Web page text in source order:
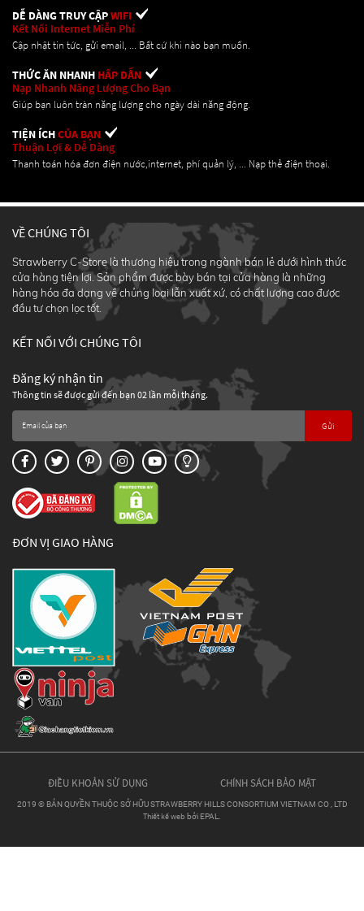
DỄ DÀNG TRUY CẬPWIFI
Kết Nối Internet Miễn Phí
Cập nhật tin tức, gửi email, ... Bất cứ khi nào bạn muốn.
THỨC ĂN NHANH HẤP DẪN
Nạp Nhanh Năng Lượng Cho Bạn
Giúp bạn luôn tràn năng lượng cho ngày dài năng động.
TIỆN ÍCHCỦA BẠN
Thuận Lợi & Dễ Dàng
Thanh toán hóa đơn điện nước,internet, phí quản lý, ... Nạp thẻ điện thoại.
VỀ CHÚNG TÔI
Strawberry C-Store là thương hiệu trong ngành bán lẻ dưới hình thức
cửa hàng tiện lợi. Sản phẩm được bày bán tại cửa hàng là những
hàng hóa đa dạng về chủng loại lẫn xuất xứ, có chất lượng cao được
đầu tư chọn lọc tốt.
KẾT NỐI VỚI CHÚNG TÔI
Đăng ký nhận tin
Thông tin sẽ được gửi đến bạn 02 lần mỗi tháng.
Gửi
ĐƠN VỊ GIAO HÀNG
ĐIỀU KHOẢN SỬ DỤNG CHÍNH SÁCH BẢO MẬT
2019 © BẢN QUYỀN THUỘC SỞ HỮU STRAWBERRY HILLS CONSORTIUM VIETNAM CO , LTD
Thiết kế web bởi EPAL.